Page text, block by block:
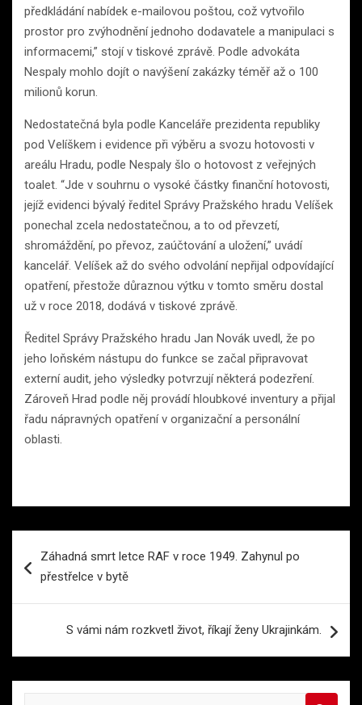
předkládání nabídek e-mailovou poštou, což vytvořilo
prostor pro zvýhodnění jednoho dodavatele a manipulaci s
informacemi,” stojí v tiskové zprávě. Podle advokáta
Nespaly mohlo dojít o navýšení zakázky téměř až o 100
milionů korun.
Nedostatečná byla podle Kanceláře prezidenta republiky
pod Velíškem i evidence při výběru a svozu hotovosti v
areálu Hradu, podle Nespaly šlo o hotovost z veřejných
toalet. “Jde v souhrnu o vysoké částky finanční hotovosti,
jejíž evidenci bývalý ředitel Správy Pražského hradu Velíšek
ponechal zcela nedostatečnou, a to od převzetí,
shromáždění, po převoz, zaúčtování a uložení,” uvádí
kancelář. Velíšek až do svého odvolání nepřijal odpovídající
opatření, přestože důraznou výtku v tomto směru dostal
už v roce 2018, dodává v tiskové zprávě.
Ředitel Správy Pražského hradu Jan Novák uvedl, že po
jeho loňském nástupu do funkce se začal připravovat
externí audit, jeho výsledky potvrzují některá podezření.
Zároveň Hrad podle něj provádí hloubkové inventury a přijal
řadu nápravných opatření v organizační a personální
oblasti.
proZáhadná smrt letce RAF v roce 1949. Zahynul po
přestřelce v bytě
S vámi nám rozkvetl život, říkají ženy Ukrajinkám.